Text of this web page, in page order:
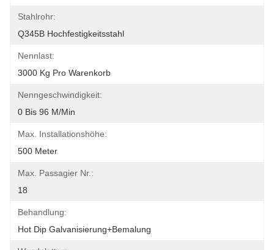
Stahlrohr:
Q345B Hochfestigkeitsstahl
Nennlast:
3000 Kg Pro Warenkorb
Nenngeschwindigkeit:
0 Bis 96 M/min
Max. Installationshöhe:
500 Meter
Max. Passagier Nr.:
18
Behandlung:
Hot Dip Galvanisierung+Bemalung